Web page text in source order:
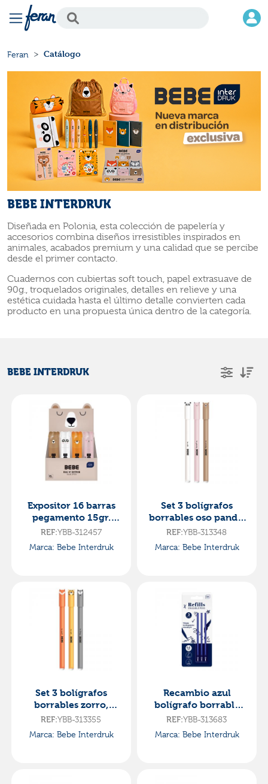
Feran Catálogo
BEBE INTERDRUK
Diseñada en Polonia, esta colección de papelería y
accesorios combina diseños irresistibles inspirados en
animales, acabados premium y una calidad que se percibe
desde el primer contacto.
Cuadernos con cubiertas soft touch, papel extrasuave de
90g., troquelados originales, detalles en relieve y una
estética cuidada hasta el último detalle convierten cada
producto en una propuesta única dentro de la categoría.
BEBE INTERDRUK
Expositor 16 barras
pegamento 15gr.
animal bebe friends
REF:YBB-312457
Marca: Bebe Interdruk
Set 3 bolígrafos
borrables oso panda,
gato, oso pardo bebe
friends
REF:YBB-313348
Marca: Bebe Interdruk
Set 3 bolígrafos
borrables zorro,
tigre, lobo bebe
friends
REF:YBB-313355
Marca: Bebe Interdruk
Recambio azul
bolígrafo borrable
bebe friends 3
unidades
REF:YBB-313683
Marca: Bebe Interdruk